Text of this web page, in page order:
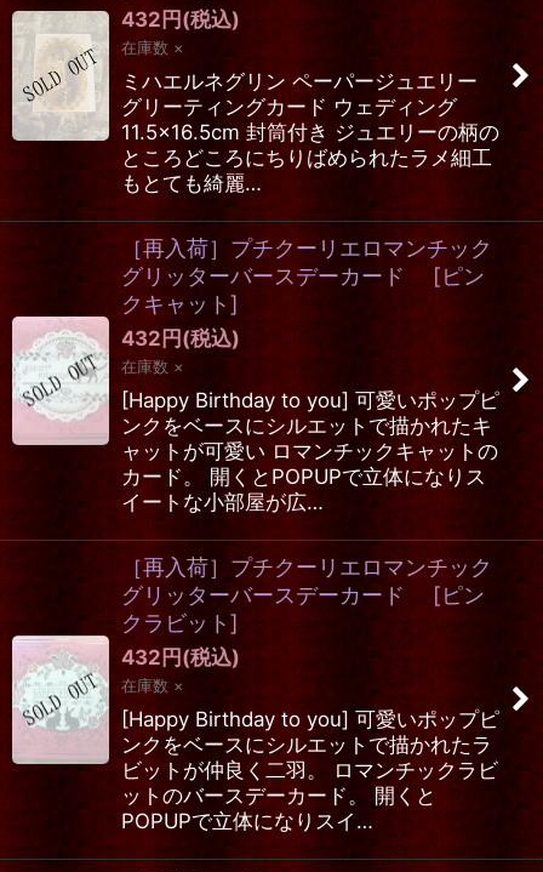
432 円 (税込)
在庫数 ×
ミハエルネグリン ペーパージュエリー
グリーティングカード ウェディング
11.5×16.5cm 封筒付き ジュエリーの柄の
ところどころにちりばめられたラメ細工
もとても綺麗…
［再入荷］プチクーリエロマンチック
グリッターバースデーカード
[ピン
クキャット]
432 円 (税込)
在庫数 ×
[Happy Birthday to you] 可愛いポップピ
ンクをベースにシルエットで描かれたキ
ャットが可愛い ロマンチックキャットの
カード。 開くとPOPUPで立体になりス
イートな小部屋が広…
［再入荷］プチクーリエロマンチック
グリッターバースデーカード
[ピン
クラビット]
432 円 (税込)
在庫数 ×
[Happy Birthday to you] 可愛いポップピ
ンクをベースにシルエットで描かれたラ
ビットが仲良く二羽。 ロマンチックラビ
ットのバースデーカード。 開くと
POPUPで立体になりスイ…